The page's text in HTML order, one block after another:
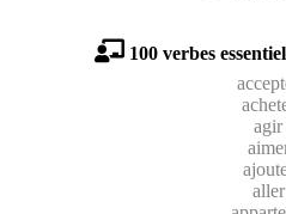
100 verbes
agir
aller